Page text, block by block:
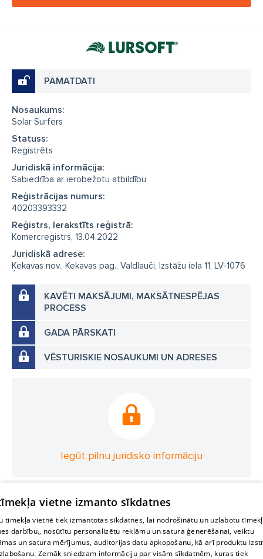
PAMATDATI
Nosaukums:
Solar Surfers
Statuss:
Reģistrēts
Juridiskā informācija:
Sabiedrība ar ierobežotu atbildību
Reģistrācijas numurs:
40203393332
Reģistrs, Ierakstīts reģistrā:
Komercreģistrs, 13.04.2022
Juridiskā adrese:
Ķekavas nov., Ķekavas pag., Valdlauči, Izstāžu iela 11, LV-1076
KAVĒTI MAKSĀJUMI, MAKSĀTNESPĒJAS
PROCESS
GADA PĀRSKATI
VĒSTURISKIE NOSAUKUMI UN ADRESES
Iegūt pilnu juridisko informāciju
vietne izmanto sīkdatnes
tīmekļa vietnē tiek izmantotas sīkdatnes, lai nodrošinātu un uzlabotu
darbību., nosūtītu personalizētu reklāmu un satura ģenerēšanai, veiktu
un satura mērījumus, auditorijas datu apkopošanu, kā arī produktu
Zemāk sniedzam informāciju par visām sīkdatnēm, kuras tiek